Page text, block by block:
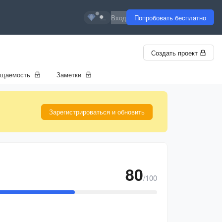
... Вход Попробовать бесплатно
Создать проект
Заметки
Зарегистрироваться и обновить
80/100